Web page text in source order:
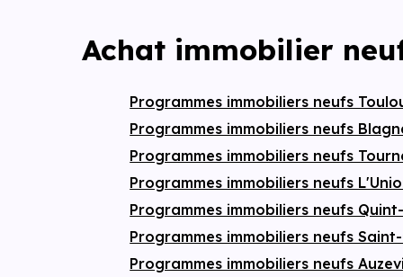
Achat immobilier
Programmes immobiliers neufs
Programmes immobiliers neufs
Programmes immobiliers neufs
Programmes immobiliers neufs
Programmes immobiliers neufs
Programmes immobiliers neufs
Programmes immobiliers neufs